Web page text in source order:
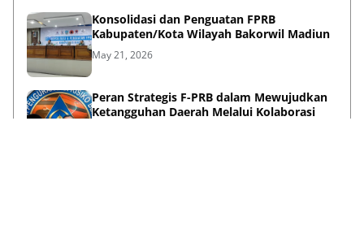
Konsolidasi dan Penguatan FPRB
Kabupaten/Kota Wilayah Bakorwil Madiun
May 21, 2026
Peran Strategis F-PRB dalam Mewujudkan
Ketangguhan Daerah Melalui Kolaborasi